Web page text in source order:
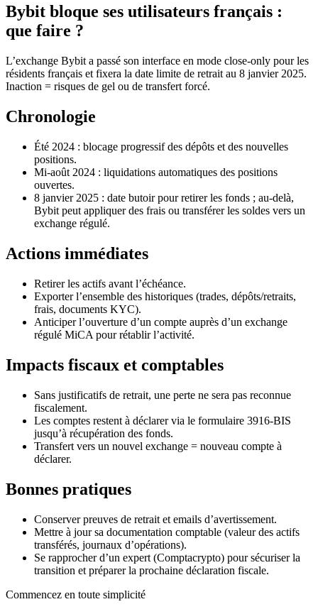
Bybit bloque ses utilisateurs français :
que faire ?
L’exchange Bybit a passé son interface en mode close-only pour les
résidents français et fixera la date limite de retrait au 8 janvier 2025.
Inaction = risques de gel ou de transfert forcé.
Chronologie
Été 2024 : blocage progressif des dépôts et des nouvelles
positions.
Mi-août 2024 : liquidations automatiques des positions
ouvertes.
8 janvier 2025 : date butoir pour retirer les fonds ; au-delà,
Bybit peut appliquer des frais ou transférer les soldes vers un
exchange régulé.
Actions immédiates
Retirer les actifs avant l’échéance.
Exporter l’ensemble des historiques (trades, dépôts/retraits,
frais, documents KYC).
Anticiper l’ouverture d’un compte auprès d’un exchange
régulé MiCA pour rétablir l’activité.
Impacts fiscaux et comptables
Sans justificatifs de retrait, une perte ne sera pas reconnue
fiscalement.
Les comptes restent à déclarer via le formulaire 3916-BIS
jusqu’à récupération des fonds.
Transfert vers un nouvel exchange = nouveau compte à
déclarer.
Bonnes pratiques
Conserver preuves de retrait et emails d’avertissement.
Mettre à jour sa documentation comptable (valeur des actifs
transférés, journaux d’opérations).
Se rapprocher d’un expert (Comptacrypto) pour sécuriser la
transition et préparer la prochaine déclaration fiscale.
Commencez en toute simplicité